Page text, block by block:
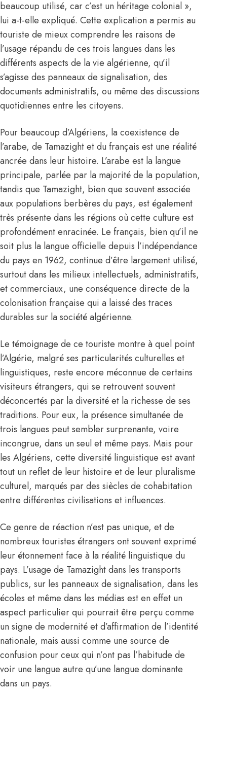
beaucoup utilisé, car c’est un héritage colonial »,
lui a-t-elle expliqué. Cette explication a permis au
touriste de mieux comprendre les raisons de
l’usage répandu de ces trois langues dans les
différents aspects de la vie algérienne, qu’il
s’agisse des panneaux de signalisation, des
documents administratifs, ou même des discussions
quotidiennes entre les citoyens.
Pour beaucoup d’Algériens, la coexistence de
l’arabe, de Tamazight et du français est une réalité
ancrée dans leur histoire. L’arabe est la langue
principale, parlée par la majorité de la population,
tandis que Tamazight, bien que souvent associée
aux populations berbères du pays, est également
très présente dans les régions où cette culture est
profondément enracinée. Le français, bien qu’il ne
soit plus la langue officielle depuis l’indépendance
du pays en 1962, continue d’être largement utilisé,
surtout dans les milieux intellectuels, administratifs,
et commerciaux, une conséquence directe de la
colonisation française qui a laissé des traces
durables sur la société algérienne.
Le témoignage de ce touriste montre à quel point
l’Algérie, malgré ses particularités culturelles et
linguistiques, reste encore méconnue de certains
visiteurs étrangers, qui se retrouvent souvent
déconcertés par la diversité et la richesse de ses
traditions. Pour eux, la présence simultanée de
trois langues peut sembler surprenante, voire
incongrue, dans un seul et même pays. Mais pour
les Algériens, cette diversité linguistique est avant
tout un reflet de leur histoire et de leur pluralisme
culturel, marqués par des siècles de cohabitation
entre différentes civilisations et influences.
Ce genre de réaction n’est pas unique, et de
nombreux touristes étrangers ont souvent exprimé
leur étonnement face à la réalité linguistique du
pays. L’usage de Tamazight dans les transports
publics, sur les panneaux de signalisation, dans les
écoles et même dans les médias est en effet un
aspect particulier qui pourrait être perçu comme
un signe de modernité et d’affirmation de l’identité
nationale, mais aussi comme une source de
confusion pour ceux qui n’ont pas l’habitude de
voir une langue autre qu’une langue dominante
dans un pays.